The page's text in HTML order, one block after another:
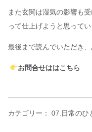
また玄関は湿気の影響も
って仕上げようと思ってい
最後まで読んでいただき
お問合せははこちら
カテゴリー： 07.日常のひ